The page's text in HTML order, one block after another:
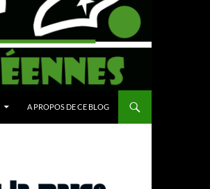
A PROPOS DE CE BLOG